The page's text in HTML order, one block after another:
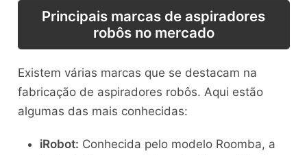
Principais marcas de aspiradores
robôs no mercado
Existem várias marcas que se destacam na
fabricação de aspiradores robôs. Aqui estão
algumas das mais conhecidas:
iRobot: Conhecida pelo modelo Roomba, a